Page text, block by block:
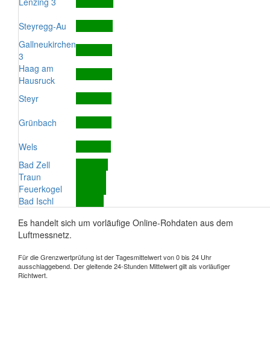
Steyregg-Au
Gallneukirchen
3
Haag am
Hausruck
Steyr
Grünbach
Wels
Bad Zell
Traun
Feuerkogel
Bad Ischl
Es handelt sich um vorläufige Online-Rohdaten aus dem
Luftmessnetz.
Für die Grenzwertprüfung ist der Tagesmittelwert von 0 bis 24 Uhr
ausschlaggebend. Der gleitende 24-Stunden Mittelwert gilt als vorläufiger
Richtwert.